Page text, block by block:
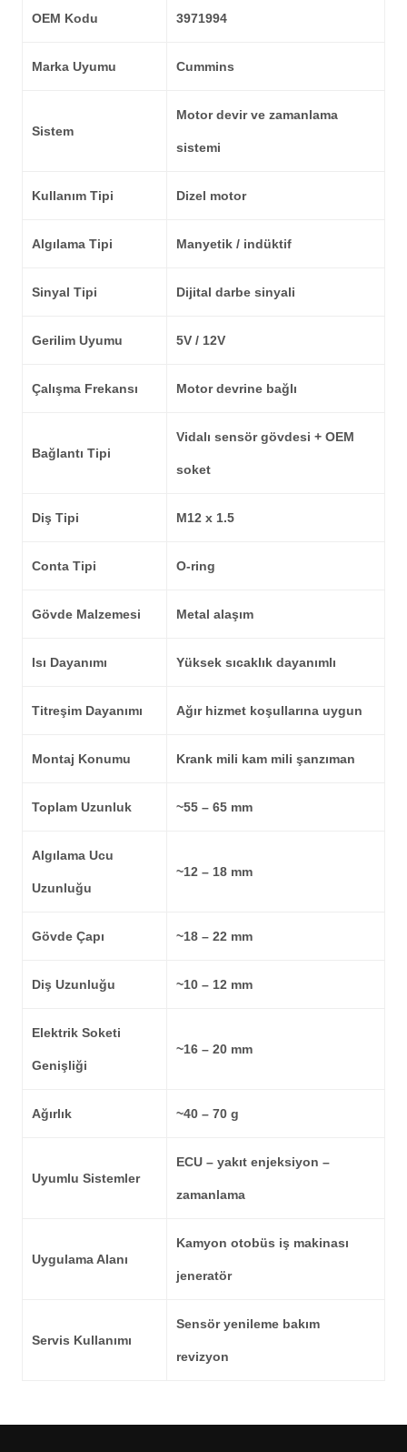
OEM Kodu 3971994
Marka Uyumu Cummins
Sistem
Motor devir ve zamanlama
sistemi
Kullanım Tipi Dizel motor
Algılama Tipi Manyetik / indüktif
Sinyal Tipi Dijital darbe sinyali
Gerilim Uyumu 5V / 12V
Çalışma Frekansı Motor devrine bağlı
Bağlantı Tipi
Vidalı sensör gövdesi + OEM
soket
Diş Tipi M12 x 1.5
Conta Tipi O-ring
Gövde Malzemesi Metal alaşım
Isı Dayanımı Yüksek sıcaklık dayanımlı
Titreşim Dayanımı Ağır hizmet koşullarına uygun
Montaj Konumu Krank mili kam mili şanzıman
Toplam Uzunluk ~55 – 65 mm
Algılama Ucu
Uzunluğu
~12 – 18 mm
Gövde Çapı ~18 – 22 mm
Diş Uzunluğu ~10 – 12 mm
Elektrik Soketi
Genişliği
~16 – 20 mm
Ağırlık ~40 – 70 g
Uyumlu Sistemler
ECU – yakıt enjeksiyon –
zamanlama
Uygulama Alanı
Kamyon otobüs iş makinası
jeneratör
Servis Kullanımı
Sensör yenileme bakım
revizyon